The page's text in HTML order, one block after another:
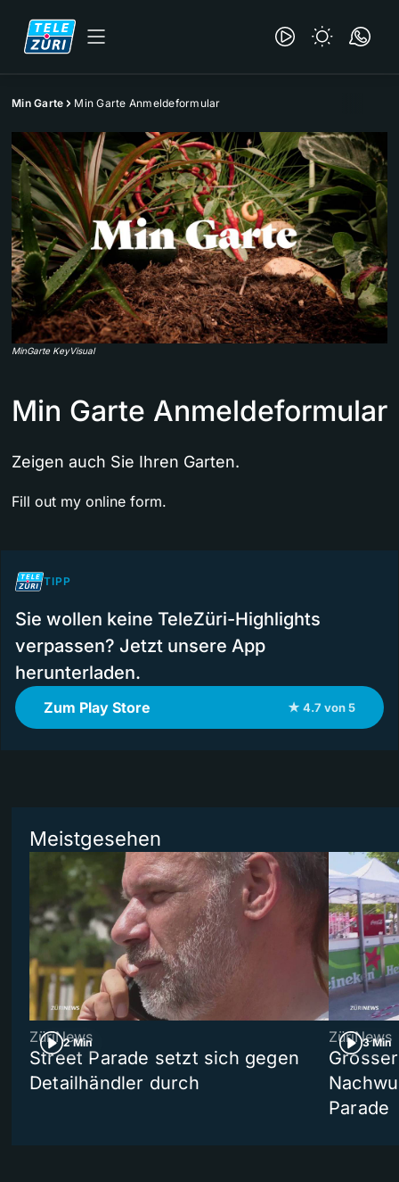
Min Garte Min Garte Anmeldeformular
MinGarte KeyVisual
Min Garte Anmeldeformular
Zeigen auch Sie Ihren Garten.
Fill out my online form.
TIPP
Sie wollen keine TeleZüri-Highlights
verpassen? Jetzt unsere App
herunterladen.
Zum Play Store ★ 4.7 von 5
Meistgesehen
2 Min
ZüriNews
Street Parade setzt sich gegen
Detailhändler durch
3 Min
ZüriNews
Parade